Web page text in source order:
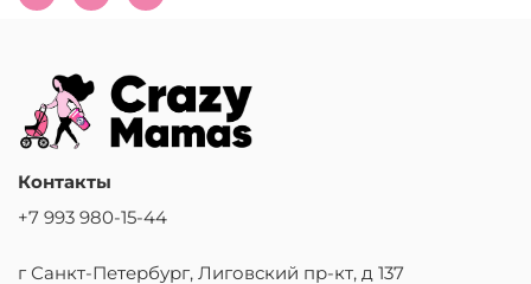
Контакты
+7 993 980-15-44
г Санкт-Петербург, Лиговский пр-кт, д 137